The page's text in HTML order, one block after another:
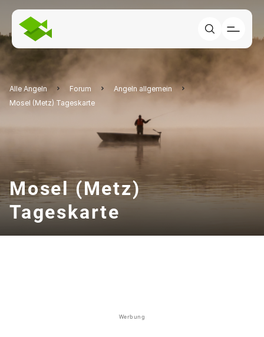
Alle Angeln Forum
Angeln allgemein
Mosel (Metz) Tageskarte
Mosel (Metz)
Tageskarte
Werbung